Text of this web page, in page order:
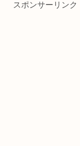
スポンサーリンク